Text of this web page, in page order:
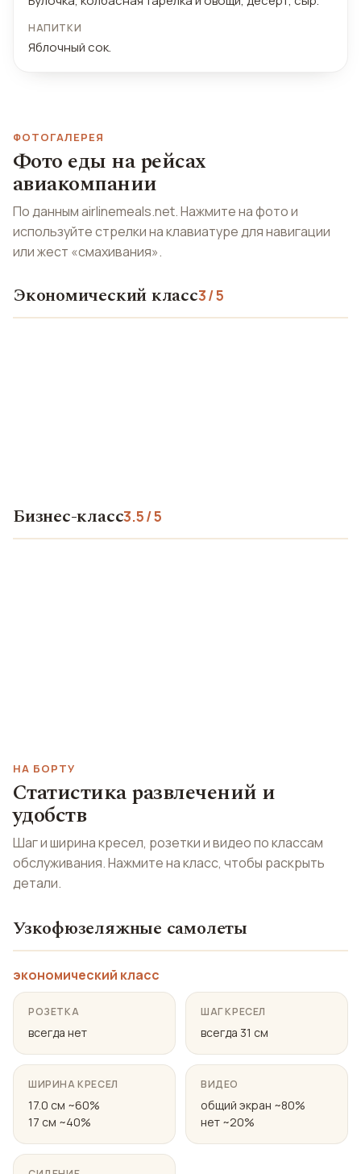
НАПИТКИ
Яблочный сок.
ФОТОГАЛЕРЕЯ
Фото еды на рейсах
авиакомпании
По данным airlinemeals.net. Нажмите на фото и
используйте стрелки на клавиатуре для навигации
или жест «смахивания».
Экономический класс3 / 5
Бизнес-класс3.5 / 5
НА БОРТУ
Статистика развлечений и
удобств
Шаг и ширина кресел, розетки и видео по классам
обслуживания. Нажмите на класс, чтобы раскрыть
детали.
Узкофюзеляжные самолеты
экономический класс
РОЗЕТКА
всегда нет
ШАГ КРЕСЕЛ
всегда 31 см
ШИРИНА КРЕСЕЛ
17.0 см ~60%
17 см ~40%
ВИДЕО
общий экран ~80%
нет ~20%